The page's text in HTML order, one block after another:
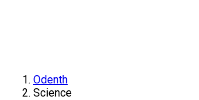
Odenth
Science